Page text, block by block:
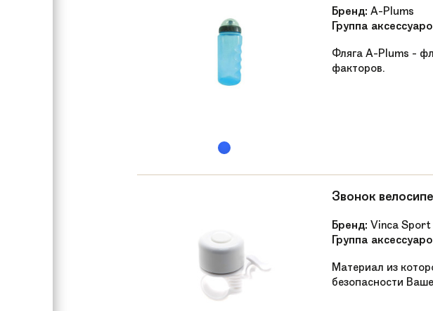
Дополнительно
Угол
Бренд: A-Plums
Группа
Фляга A-Plums -
факторов.
Звонок
Бренд: Vinca Sport
Группа
Материал из
безопасности